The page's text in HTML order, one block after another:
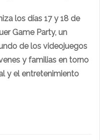
los días 17 y 18 de
Game Party, un
de los videojuegos
y familias en torno
y el entretenimiento